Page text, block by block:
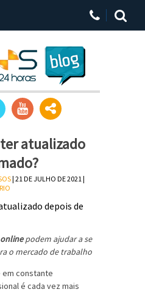
atualizado
| 21 DE JULHO DE 2021 |
podem ajudar a se
o mercado de trabalho
em constante
é cada vez mais